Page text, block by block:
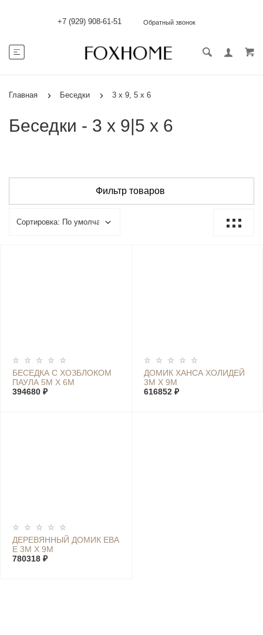
+7 (929) 908-61-51 Обратный звонок
Главная Беседки 3 х 9, 5 х 6
Беседки - 3 х 9|5 х 6
Фильтр товаров
БЕСЕДКА С ХОЗБЛОКОМ
ПАУЛА 5М Х 6М
394680 ₽
ДОМИК ХАНСА ХОЛИДЕЙ
3М Х 9М
616852 ₽
ДЕРЕВЯННЫЙ ДОМИК ЕВА
Е 3М Х 9М
780318 ₽